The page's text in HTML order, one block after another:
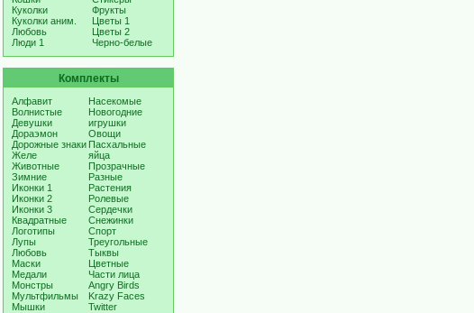
Куколки
Куколки аним.
Любовь
Люди 1
Фрукты
Цветы 1
Цветы 2
Черно-белые
Комплекты
Алфавит
Волнистые
Девушки
Дораэмон
Дорожные знаки
Желе
Животные
Зимние
Иконки 1
Иконки 2
Иконки 3
Квадратные
Логотипы
Лупы
Любовь
Маски
Медали
Монстры
Мультфильмы
Мышки
Насекомые
Новогодние
игрушки
Овощи
Пасхальные
яйца
Прозрачные
Разные
Растения
Ролевые
Сердечки
Снежинки
Спорт
Треугольные
Тыквы
Цветные
Части лица
Angry Birds
Krazy Faces
Twitter